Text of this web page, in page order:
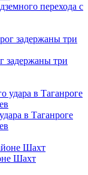
перехода с
задержаны три
в Таганроге
Шахт